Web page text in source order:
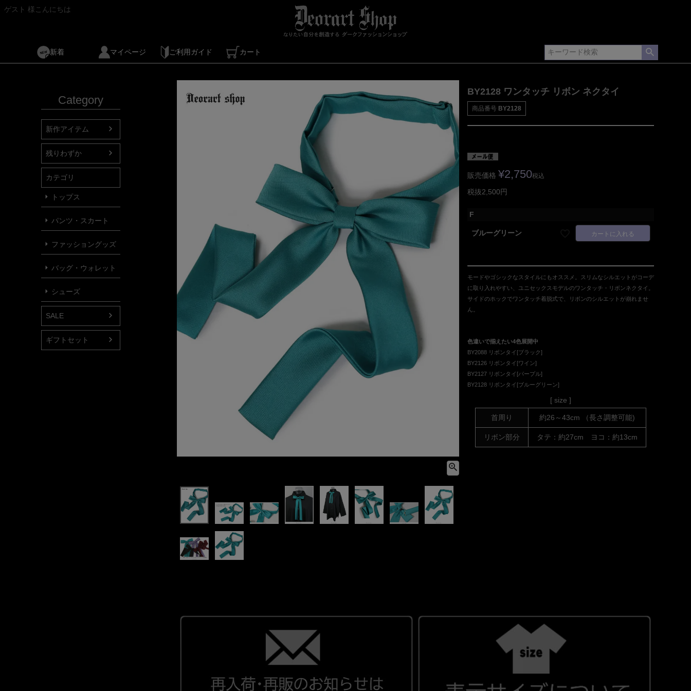
ゲスト 様こんにちは
新着 マイページ ご利用ガイド カート
Category
新作アイテム
残りわずか
カテゴリ
トップス
パンツ・スカート
ファッショングッズ
バッグ・ウォレット
シューズ
SALE
ギフトセット
BY2128 ワンタッチ リボン ネクタイ
商品番号 BY2128
販売価格 ¥2,750税込
税抜2,500円
F
ブルーグリーン カートに入れる
モードやゴシックなスタイルにもオススメ。スリムなシルエットがコーデ
に取り入れやすい、ユニセックスモデルのワンタッチ・リボンネクタイ。
サイドのホックでワンタッチ着脱式で、リボンのシルエットが崩れませ
ん。
色違いで揃えたい4色展開中
BY2088 リボンタイ[ブラック]
BY2126 リボンタイ[ワイン]
BY2127 リボンタイ[パープル]
BY2128 リボンタイ[ブルーグリーン]
[ size ]
首周り 約26～43cm （長さ調整可能)
リボン部分 タテ：約27cm ヨコ：約13cm